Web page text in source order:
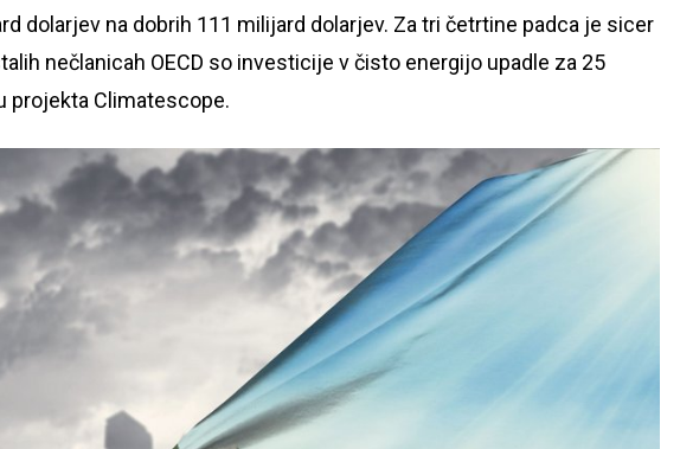
dolarjev na dobrih 111 milijard dolarjev. Za tri četrtine padca je sicer
nečlanicah OECD so investicije v čisto energijo upadle za 25
projekta Climatescope.